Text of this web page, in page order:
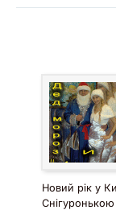
Новий рік у